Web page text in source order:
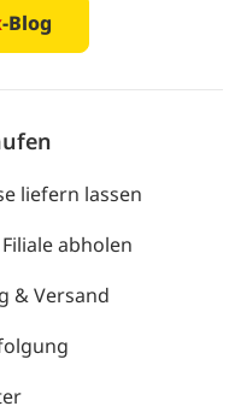
-Blog
liefern lassen
abholen
& Versand